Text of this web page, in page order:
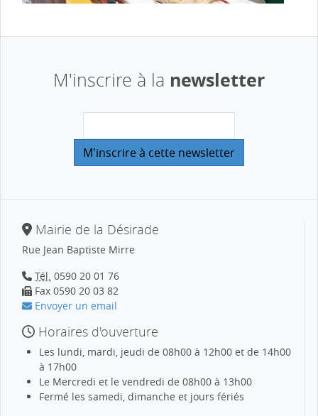
M'inscrire à la newsletter
Mairie de la Désirade
Rue Jean Baptiste Mirre
Tél. 0590 20 01 76
Fax 0590 20 03 82
Envoyer un email
Horaires d'ouverture
Les lundi, mardi, jeudi de 08h00 à 12h00 et de 14h00
à 17h00
Le Mercredi et le vendredi de 08h00 à 13h00
Fermé les samedi, dimanche et jours fériés